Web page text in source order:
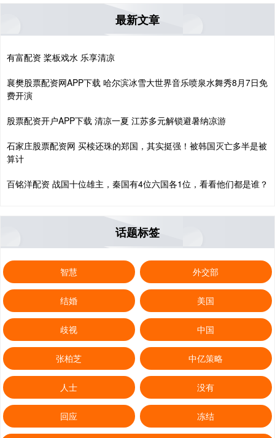
最新文章
有富配资 桨板戏水 乐享清凉
襄樊股票配资网APP下载 哈尔滨冰雪大世界音乐喷泉水舞秀8月7日免
费开演
股票配资开户APP下载 清凉一夏 江苏多元解锁避暑纳凉游
石家庄股票配资网 买椟还珠的郑国，其实挺强！被韩国灭亡多半是被
算计
百铭洋配资 战国十位雄主，秦国有4位六国各1位，看看他们都是谁？
话题标签
智慧 外交部
结婚 美国
歧视 中国
张柏芝 中亿策略
人士 没有
回应 冻结